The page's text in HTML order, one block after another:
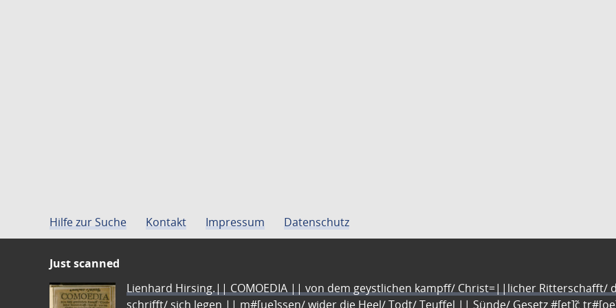
Hilfe zur Suche Kontakt Impressum Datenschutz
Just scanned
Lienhard Hirsing.|| COMOEDIA || von dem geystlichen kampff/ Christ=||licher Ritterschafft/
schrifft/ sich legen || m#[ue]ssen/ wider die Heel/ Todt/ Teuffel || Sünde/ Gesetz #[et]c̃